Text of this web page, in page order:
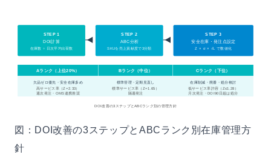
STEP 1
DOI計算
在庫数 ÷ 日次平均出荷数
STEP 2
ABC分析
SKUを売上貢献度で3分類
STEP 3
安全在庫・発注点設定
Z × σ × √L で数値化
Aランク（上位20%） Bランク（中位） Cランク（下位）
欠品ゼロ優先・安全在庫多め
高サービス率（Z=2.33）
週次発注・OMS連携推奨
標準管理・定期見直し
標準サービス率（Z=1.65）
隔週発注
在庫削減・廃番・処分検討
低サービス率許容（Z≤1.28）
月次発注・DOI90日超は処分
DOI改善の3ステップとABCランク別の管理方針
図：DOI改善の3ステップとABCランク別在庫管理方
針